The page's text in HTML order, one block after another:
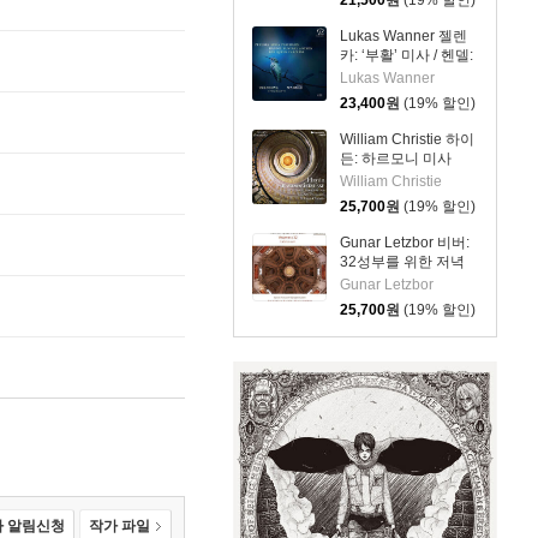
Angelus Domini &
Dum Complerentur)
Lukas Wanner 젤렌
카: ‘부활’ 미사 / 헨델:
‘캐롤라인 왕비를 위
한 장례식 앤섬’
(Zelenka: Missa
Paschalis / Handel:
Funeral Anthem for
Queen Caroline)
Lukas Wanner
23,400원 (19% 할인)
William Christie 하이
든: 하르모니 미사
Hob. XXII:14 (Haydn:
Harmoniemesse Nr.7
& 14)
William Christie
25,700원 (19% 할인)
Gunar Letzbor 비버:
32성부를 위한 저녁
기도 (Biber:
Vesperae A 32)
Gunar Letzbor
25,700원 (19% 할인)
알림신청 작가 파일